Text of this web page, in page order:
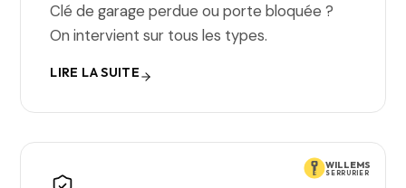
Clé de garage perdue ou porte bloquée ?
On intervient sur tous les types.
LIRE LA SUITE
WILLEMS
SERRURIER